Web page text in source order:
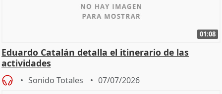
01:08
Eduardo Catalán detalla el itinerario de las
actividades
Sonido Totales 07/07/2026